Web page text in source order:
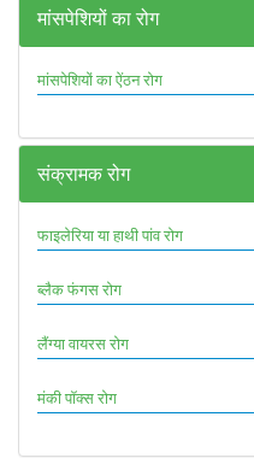
मांसपेशियों का रोग
मांसपेशियों का ऐंठन रोग
संक्रामक रोग
फाइलेरिया या हाथी पांव रोग
ब्लैक फंगस रोग
लैंग्या वायरस रोग
मंकी पॉक्स रोग